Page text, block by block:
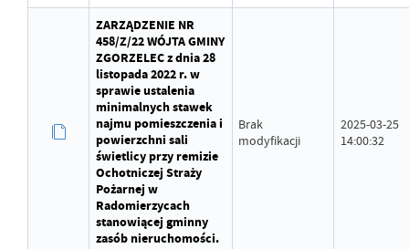
ZARZĄDZENIE NR
458/Z/22 WÓJTA GMINY
ZGORZELEC z dnia 28
listopada 2022 r. w
sprawie ustalenia
minimalnych stawek
najmu pomieszczenia i
powierzchni sali
świetlicy przy remizie
Ochotniczej Straży
Pożarnej w
Radomierzycach
stanowiącej gminny
zasób nieruchomości.
Brak
modyfikacji
2025-03-25
14:00:32